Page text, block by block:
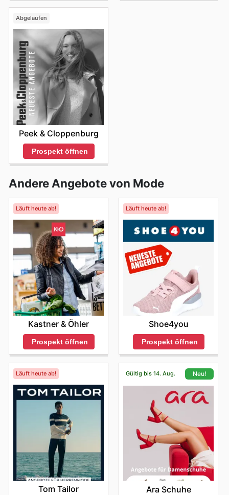
Abgelaufen
Peek & Cloppenburg
Prospekt öffnen
Andere Angebote von Mode
Läuft heute ab!
Kastner & Öhler
Prospekt öffnen
Läuft heute ab!
Shoe4you
Prospekt öffnen
Läuft heute ab!
Tom Tailor
Gültig bis 14. Aug. Neu!
Ara Schuhe